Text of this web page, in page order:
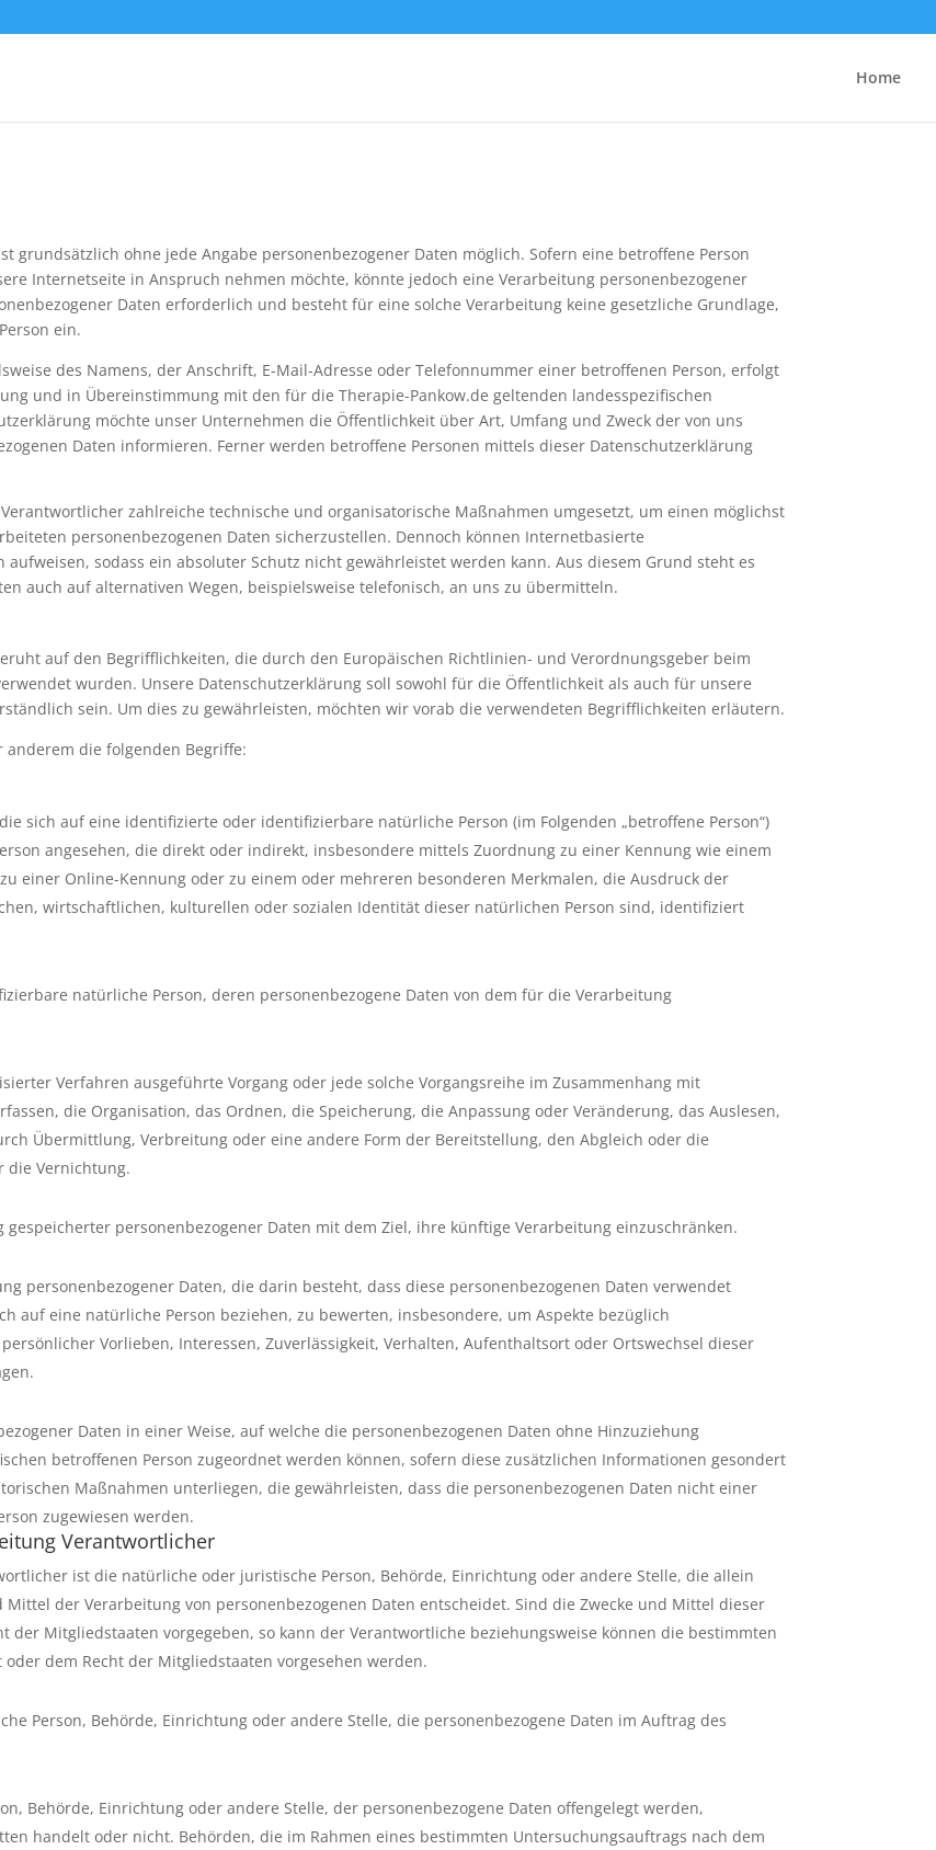
Home
grundsätzlich ohne jede Angabe personenbezogener Daten möglich. Sofern eine betroffene Person
Internetseite in Anspruch nehmen möchte, könnte jedoch eine Verarbeitung personenbezogener
Daten erforderlich und besteht für eine solche Verarbeitung keine gesetzliche Grundlage,
ein.
des Namens, der Anschrift, E-Mail-Adresse oder Telefonnummer einer betroffenen Person, erfolgt
und in Übereinstimmung mit den für die Therapie-Pankow.de geltenden landesspezifischen
möchte unser Unternehmen die Öffentlichkeit über Art, Umfang und Zweck der von uns
Daten informieren. Ferner werden betroffene Personen mittels dieser Datenschutzerklärung
zahlreiche technische und organisatorische Maßnahmen umgesetzt, um einen möglichst
personenbezogenen Daten sicherzustellen. Dennoch können Internetbasierte
sodass ein absoluter Schutz nicht gewährleistet werden kann. Aus diesem Grund steht es
auch auf alternativen Wegen, beispielsweise telefonisch, an uns zu übermitteln.
auf den Begrifflichkeiten, die durch den Europäischen Richtlinien- und Verordnungsgeber beim
wurden. Unsere Datenschutzerklärung soll sowohl für die Öffentlichkeit als auch für unsere
sein. Um dies zu gewährleisten, möchten wir vorab die verwendeten Begrifflichkeiten erläutern.
die folgenden Begriffe:
sich auf eine identifizierte oder identifizierbare natürliche Person (im Folgenden „betroffene Person“)
angesehen, die direkt oder indirekt, insbesondere mittels Zuordnung zu einer Kennung wie einem
einer Online-Kennung oder zu einem oder mehreren besonderen Merkmalen, die Ausdruck der
wirtschaftlichen, kulturellen oder sozialen Identität dieser natürlichen Person sind, identifiziert
natürliche Person, deren personenbezogene Daten von dem für die Verarbeitung
Verfahren ausgeführte Vorgang oder jede solche Vorgangsreihe im Zusammenhang mit
die Organisation, das Ordnen, die Speicherung, die Anpassung oder Veränderung, das Auslesen,
Übermittlung, Verbreitung oder eine andere Form der Bereitstellung, den Abgleich oder die
die Vernichtung.
personenbezogener Daten mit dem Ziel, ihre künftige Verarbeitung einzuschränken.
personenbezogener Daten, die darin besteht, dass diese personenbezogenen Daten verwendet
auf eine natürliche Person beziehen, zu bewerten, insbesondere, um Aspekte bezüglich
Vorlieben, Interessen, Zuverlässigkeit, Verhalten, Aufenthaltsort oder Ortswechsel dieser
Daten in einer Weise, auf welche die personenbezogenen Daten ohne Hinzuziehung
betroffenen Person zugeordnet werden können, sofern diese zusätzlichen Informationen gesondert
Maßnahmen unterliegen, die gewährleisten, dass die personenbezogenen Daten nicht einer
zugewiesen werden.
Verantwortlicher
ist die natürliche oder juristische Person, Behörde, Einrichtung oder andere Stelle, die allein
der Verarbeitung von personenbezogenen Daten entscheidet. Sind die Zwecke und Mittel dieser
der Mitgliedstaaten vorgegeben, so kann der Verantwortliche beziehungsweise können die bestimmten
dem Recht der Mitgliedstaaten vorgesehen werden.
Person, Behörde, Einrichtung oder andere Stelle, die personenbezogene Daten im Auftrag des
Behörde, Einrichtung oder andere Stelle, der personenbezogene Daten offengelegt werden,
handelt oder nicht. Behörden, die im Rahmen eines bestimmten Untersuchungsauftrags nach dem